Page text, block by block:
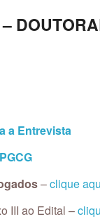
a Entrevista
–clique
III ao Edital –